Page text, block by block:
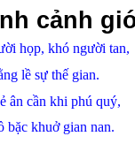
cảnh
họp, khó người tan,
lề sự thế gian.
ân cần khi phú quý,
bặc khuở gian nan.